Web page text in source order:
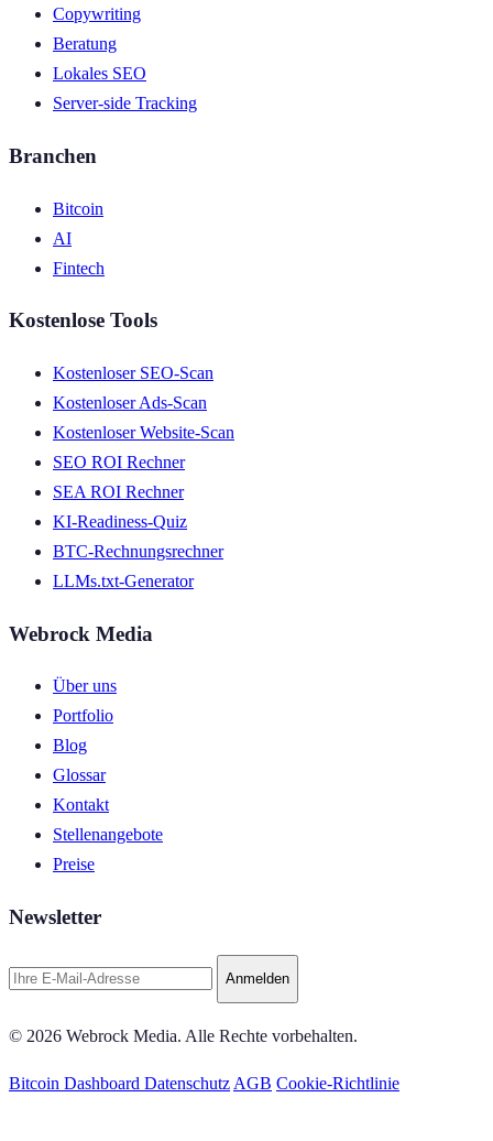
Copywriting
Beratung
Lokales SEO
Server-side Tracking
Branchen
Bitcoin
AI
Fintech
Kostenlose Tools
Kostenloser SEO-Scan
Kostenloser Ads-Scan
Kostenloser Website-Scan
SEO ROI Rechner
SEA ROI Rechner
KI-Readiness-Quiz
BTC-Rechnungsrechner
LLMs.txt-Generator
Webrock Media
Über uns
Portfolio
Blog
Glossar
Kontakt
Stellenangebote
Preise
Newsletter
Anmelden
© 2026 Webrock Media. Alle Rechte vorbehalten.
Bitcoin Dashboard Datenschutz AGB Cookie-Richtlinie